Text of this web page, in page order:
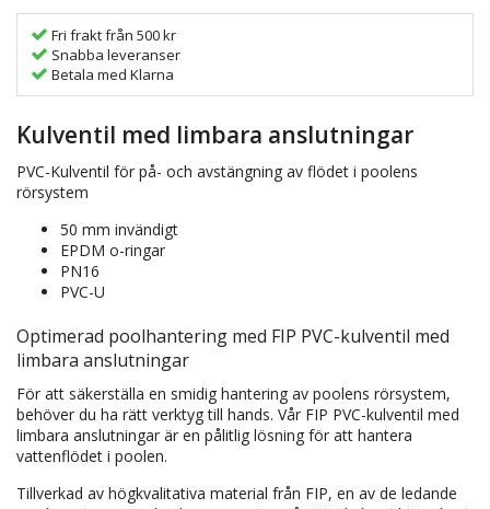
Fri frakt från 500 kr
Snabba leveranser
Betala med Klarna
Kulventil med limbara anslutningar
PVC-Kulventil för på- och avstängning av flödet i poolens
rörsystem
50 mm invändigt
EPDM o-ringar
PN16
PVC-U
Optimerad poolhantering med FIP PVC-kulventil med
limbara anslutningar
För att säkerställa en smidig hantering av poolens rörsystem,
behöver du ha rätt verktyg till hands. Vår FIP PVC-kulventil med
limbara anslutningar är en pålitlig lösning för att hantera
vattenflödet i poolen.
Tillverkad av högkvalitativa material från FIP, en av de ledande